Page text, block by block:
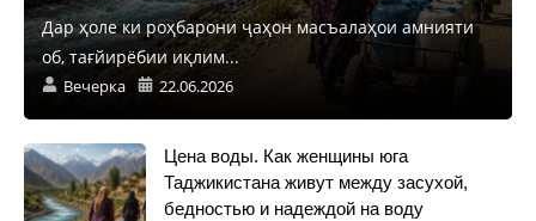
Дар ҳоле ки роҳбарони ҷаҳон масъалаҳои амнияти
об, тағйирёбии иқлим...
Вечерка 22.06.2026
Цена воды. Как женщины юга
Таджикистана живут между засухой,
бедностью и надеждой на воду